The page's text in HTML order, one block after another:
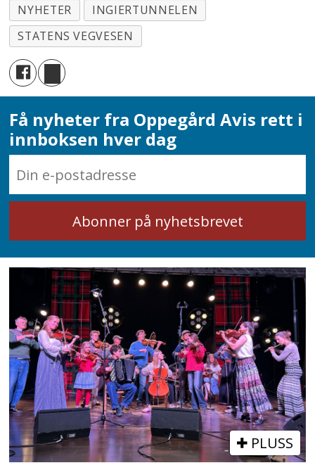
NYHETER
INGIERTUNNELEN
STATENS VEGVESEN
Få nyheter fra Oppegård Avis rett i
innboksen hver dag
PLUSS